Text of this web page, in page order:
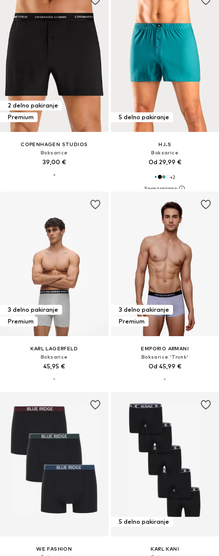
2 delno pakiranje
Premium
COPENHAGEN STUDIOS
Boksarice
39,00 €
5 delno pakiranje
H.I.S
Boksarice
Od 29,99 €
+2
3 delno pakiranje
Premium
KARL LAGERFELD
Boksarice
45,95 €
3 delno pakiranje
Premium
EMPORIO ARMANI
Boksarice 'Trunk'
Od 45,99 €
WE FASHION
5 delno pakiranje
KARL KANI